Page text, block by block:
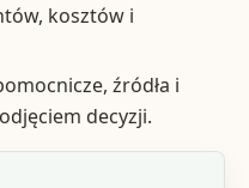
kosztów i
źródła i
decyzji.